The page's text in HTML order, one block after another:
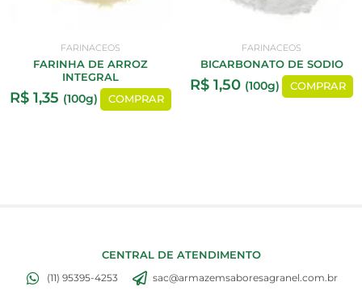
FARINACEOS
FARINHA DE ARROZ
INTEGRAL
R$1,35 (100g) COMPRAR
FARINACEOS
BICARBONATO DE SODIO
R$1,50 (100g) COMPRAR
CENTRAL DE ATENDIMENTO
(11) 95395-4253 sac@armazemsaboresagranel.com.br